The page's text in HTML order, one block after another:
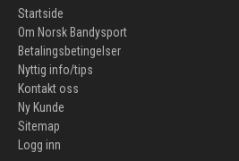
Startside
Om Norsk Bandysport
Betalingsbetingelser
Nyttig info/tips
Kontakt oss
Ny Kunde
Sitemap
Logg inn